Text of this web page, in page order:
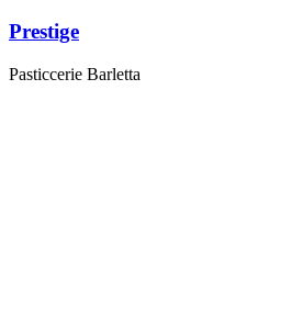
Prestige
Pasticcerie Barletta